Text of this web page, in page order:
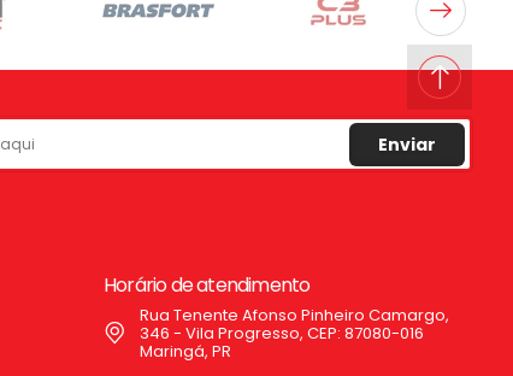
Enviar
Horário de atendimento
Rua Tenente Afonso Pinheiro Camargo,
346 - Vila Progresso, CEP: 87080-016
Maringá, PR